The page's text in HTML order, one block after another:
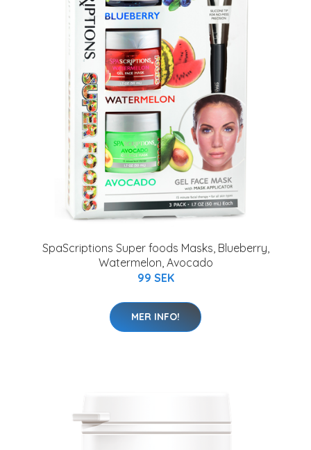
SpaScriptions Super foods Masks, Blueberry,
Watermelon, Avocado
99 SEK
MER INFO!